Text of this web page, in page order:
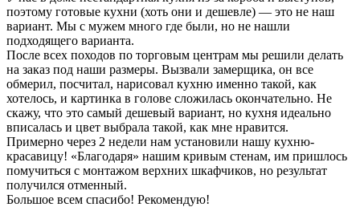
поэтому готовые кухни (хоть они и дешевле) — это не наш
вариант. Мы с мужем много где были, но не нашли
подходящего варианта.
После всех походов по торговым центрам мы решили делать
на заказ под наши размеры. Вызвали замерщика, он все
обмерил, посчитал, нарисовал кухню именно такой, как
хотелось, и картинка в голове сложилась окончательно. Не
скажу, что это самый дешевый вариант, но кухня идеально
вписалась и цвет выбрала такой, как мне нравится.
Примерно через 2 недели нам установили нашу кухню-
красавицу! «Благодаря» нашим кривым стенам, им пришлось
помучиться с монтажом верхних шкафчиков, но результат
получился отменный.
Большое всем спасибо! Рекомендую!